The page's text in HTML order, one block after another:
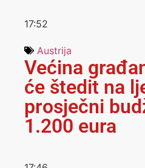
17:52
Austrija
Većina
će štedit na
prosječni
1.200 eura